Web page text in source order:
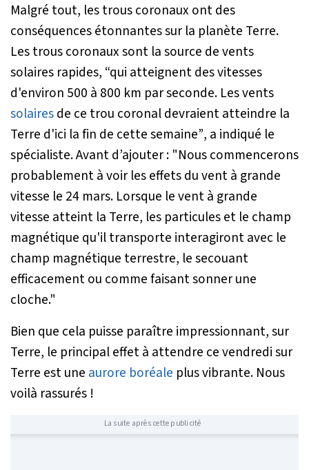
Malgré tout, les trous coronaux ont des
conséquences étonnantes sur la planète Terre.
Les trous coronaux sont la source de vents
solaires rapides, “qui atteignent des vitesses
d'environ 500 à 800 km par seconde. Les vents
solairesde ce trou coronal devraient atteindre la
Terre d'ici la fin de cette semaine”, a indiqué le
spécialiste. Avant d’ajouter : "Nous commencerons
probablement à voir les effets du vent à grande
vitesse le 24 mars. Lorsque le vent à grande
vitesse atteint la Terre, les particules et le champ
magnétique qu'il transporte interagiront avec le
champ magnétique terrestre, le secouant
efficacement ou comme faisant sonner une
cloche."
Bien que cela puisse paraître impressionnant, sur
Terre, le principal effet à attendre ce vendredi sur
Terre est une aurore boréale plus vibrante. Nous
voilà rassurés !
La suite après cette publicité